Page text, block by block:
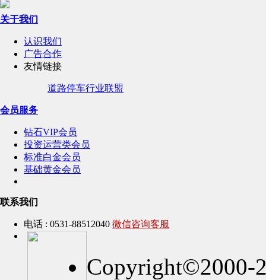
关于我们
认识我们
广告合作
友情链接
道路停车行业联盟
会员服务
钻石VIP会员
投资运营类会员
标准白金会员
基础黄金会员
联系我们
电话 : 0531-88512040 微信咨询客服
Copyright©2000-